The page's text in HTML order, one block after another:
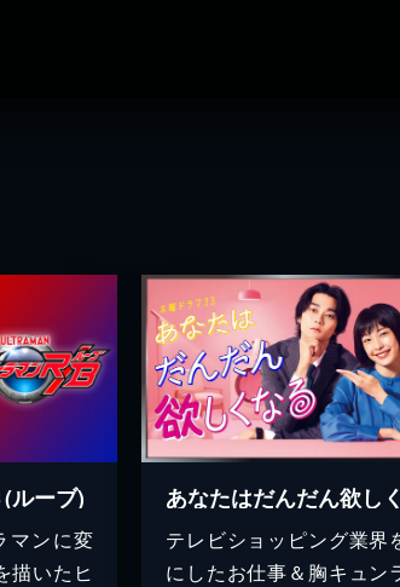
ルーブ)
マンに変
描いたヒ
あなたはだんだん欲し
テレビショッピング業界
にしたお仕事＆胸キュン